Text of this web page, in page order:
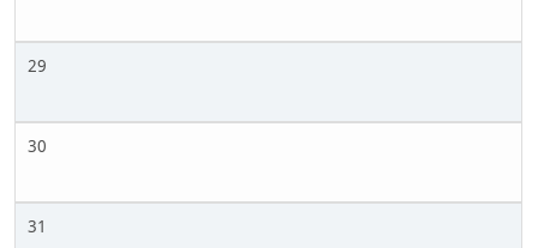
29
30
31